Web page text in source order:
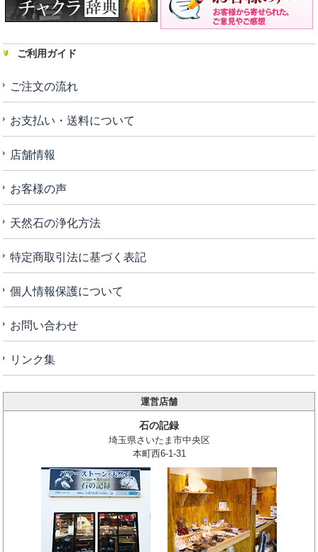
ご利用ガイド
ご注文の流れ
お支払い・送料について
店舗情報
お客様の声
天然石の浄化方法
特定商取引法に基づく表記
個人情報保護について
お問い合わせ
リンク集
運営店舗
石の記録
埼玉県さいたま市中央区
本町西6-1-31